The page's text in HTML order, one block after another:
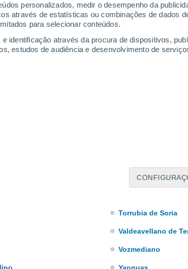
personalizados, medir o desempenho da
através de estatísticas ou combinações de dados
para selecionar conteúdos.
identificação através da procura de dispositivos,
estudos de audiência e desenvolvimento de
Noviercas
Pozalmuro
Tardelcuende
Torrubia de Soria
Valdeavellano de
Vozmediano